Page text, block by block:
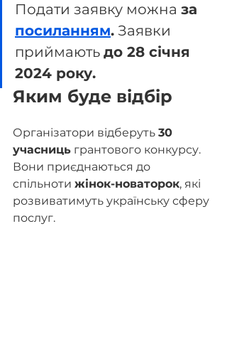
Подати заявку можна за
посиланням. Заявки
приймають до 28 січня
2024 року.
Яким буде відбір
Організатори відберуть 30
учасниць грантового конкурсу.
Вони приєднаються до
спільноти жінок-новаторок, які
розвиватимуть українську сферу
послуг.